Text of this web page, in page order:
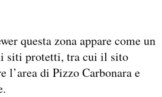
questa zona appare come un
siti protetti, tra cui il sito
l’area di Pizzo Carbonara e